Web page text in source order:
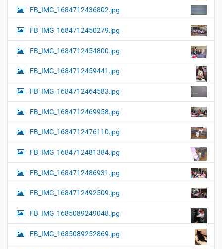
FB_IMG_1684712436802.jpg
FB_IMG_1684712450279.jpg
FB_IMG_1684712454800.jpg
FB_IMG_1684712459441.jpg
FB_IMG_1684712464583.jpg
FB_IMG_1684712469958.jpg
FB_IMG_1684712476110.jpg
FB_IMG_1684712481384.jpg
FB_IMG_1684712486931.jpg
FB_IMG_1684712492509.jpg
FB_IMG_1685089249048.jpg
FB_IMG_1685089252869.jpg